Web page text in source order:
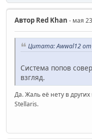
Автор Red Khan - мая
Цитата: Awwal12 от
Система попов
взгляд.
Да. Жаль её нету в
Stellaris.